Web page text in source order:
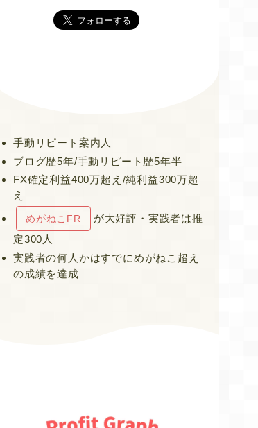
手動リピート案内人
ブログ歴5年/手動リピート歴5年半
FX確定利益400万超え/純利益300万超
え
めがねこFR
が大好評・実践者は推
定300人
実践者の何人かはすでにめがねこ超え
の成績を達成